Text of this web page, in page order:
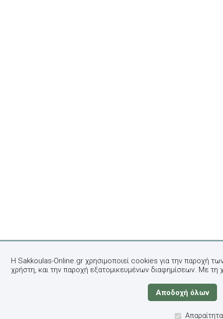
Η Sakkoulas-Online.gr χρησιμοποιεί cookies για την παροχή
χρήστη, και την παροχή εξατομικευμένων διαφημίσεων. Με